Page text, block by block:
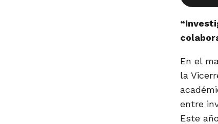
En el
la
entre
Este